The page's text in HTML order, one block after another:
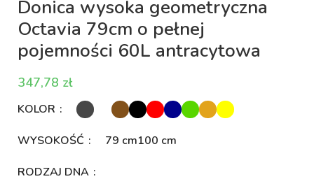
Donica wysoka geometryczna
Octavia 79cm o pełnej
pojemności 60L antracytowa
zł
KOLOR
WYSOKOŚĆ 79 cm100 cm
RODZAJ DNA